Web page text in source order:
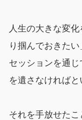
人生の大きな変
り掴んでおきたい
セッションを通
を遺さなければと
それを手放せた